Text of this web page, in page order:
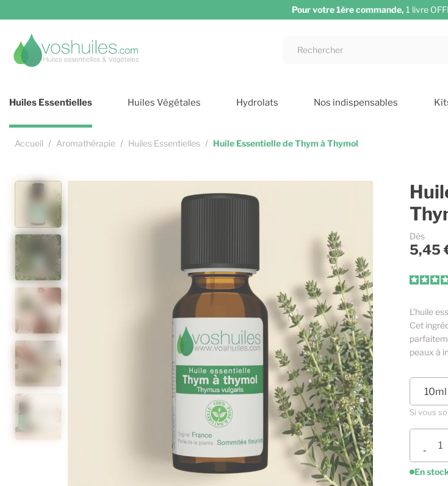
Pour votre 1ère commande, 1 livre
Huiles Essentielles Huiles Végétales Hydrolats Nos indispensables
Accueil Aromathérapie Huiles Essentielles Huile Essentielle de Thym à Thymol
Dès
5,45
L’huile
Cet
peaux à
Si vous
En